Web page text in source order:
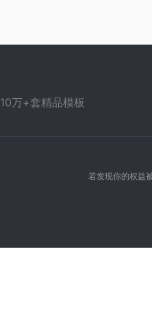
10万+套精品模板
若发现你的权益